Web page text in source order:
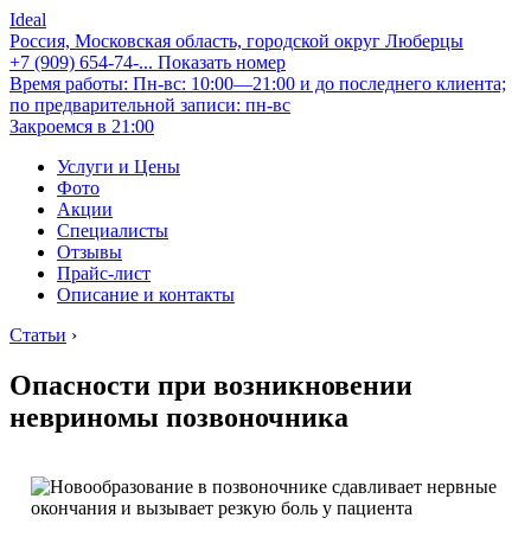
Ideal
Россия, Московская область, городской округ Люберцы
+7 (909) 654-74-... Показать номер
Время работы: Пн-вс: 10:00—21:00 и до последнего клиента;
по предварительной записи: пн-вс
Закроемся в 21:00
Услуги и Цены
Фото
Акции
Специалисты
Отзывы
Прайс-лист
Описание и контакты
Статьи ›
Опасности при возникновении
невриномы позвоночника